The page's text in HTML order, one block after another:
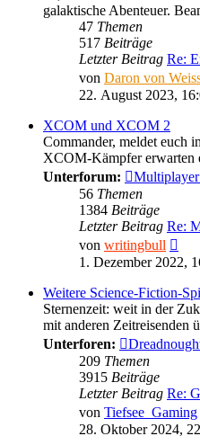
galaktische Abenteuer.
47 Themen
517 Beiträge
Letzter Beitrag Re:
von Daron von
22. August 2023,
XCOM und XCOM 2
Commander, meldet euch
XCOM-Kämpfer erwarten
Unterforum:
56 Themen
1384 Beiträge
Letzter Beitrag Re:
von writingbull
1. Dezember 2022,
Weitere Science-Fiction-
Sternenzeit: weit in der
mit anderen Zeitreisenden
Unterforen:
209 Themen
3915 Beiträge
Letzter Beitrag Re:
von Tiefsee_Gaming
28. Oktober 2024,